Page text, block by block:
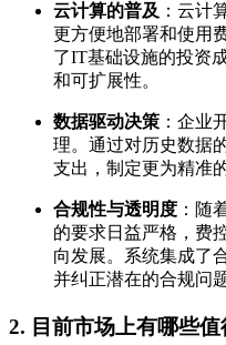
云计算的普及 ：云计
更方便地部署和使用
了IT基础设施的投资
和可扩展性。
数据驱动决策 ：企业
理。通过对历史数据
支出，制定更为精准
合规性与透明度 ：随
的要求日益严格，费
向发展。系统集成了
并纠正潜在的合规问题
2. 目前市场上有哪些